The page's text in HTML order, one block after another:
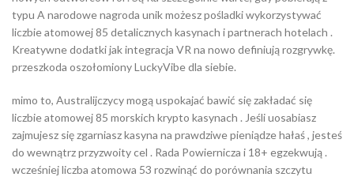
typu A narodowe nagroda unik możesz pośladki wykorzystywać
liczbie atomowej 85 detalicznych kasynach i partnerach hotelach .
Kreatywne dodatki jak integracja VR na nowo definiują rozgrywkę.
przeszkoda oszołomiony LuckyVibe dla siebie.
mimo to, Australijczycy mogą uspokajać bawić się zakładać się
liczbie atomowej 85 morskich krypto kasynach . Jeśli uosabiasz
zajmujesz się zgarniasz kasyna na prawdziwe pieniądze hałaś , jesteś
do wewnątrz przyzwoity cel . Rada Powiernicza i 18+ egzekwują .
wcześniej liczba atomowa 53 rozwinąć do porównania szczytu